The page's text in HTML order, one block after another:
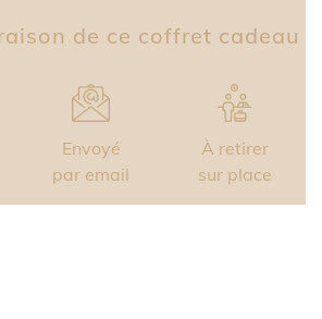
de ce coffret cadeau
Envoyé
par email
À retirer
sur place